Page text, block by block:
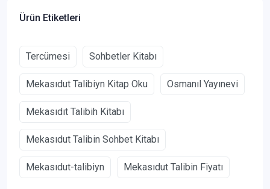
Ürün Etiketleri
Tercümesi Sohbetler Kitabı
Mekasıdut Talibiyn Kitap Oku Osmanıl Yayınevi
Mekasıdıt Talibih Kitabı
Mekasıdut Talibin Sohbet Kitabı
Mekasıdut-talibiyn Mekasıdut Talibin Fiyatı